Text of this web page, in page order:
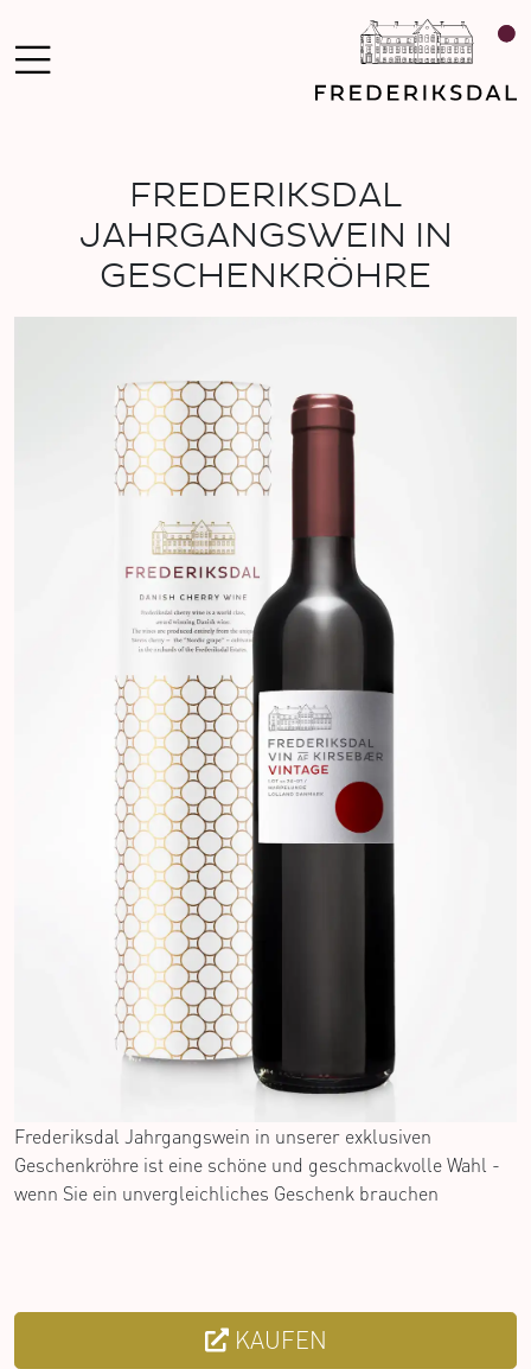
FREDERIKSDAL
JAHRGANGSWEIN IN
GESCHENKRÖHRE
Frederiksdal Jahrgangswein in unserer exklusiven
Geschenkröhre ist eine schöne und geschmackvolle Wahl -
wenn Sie ein unvergleichliches Geschenk brauchen
KAUFEN